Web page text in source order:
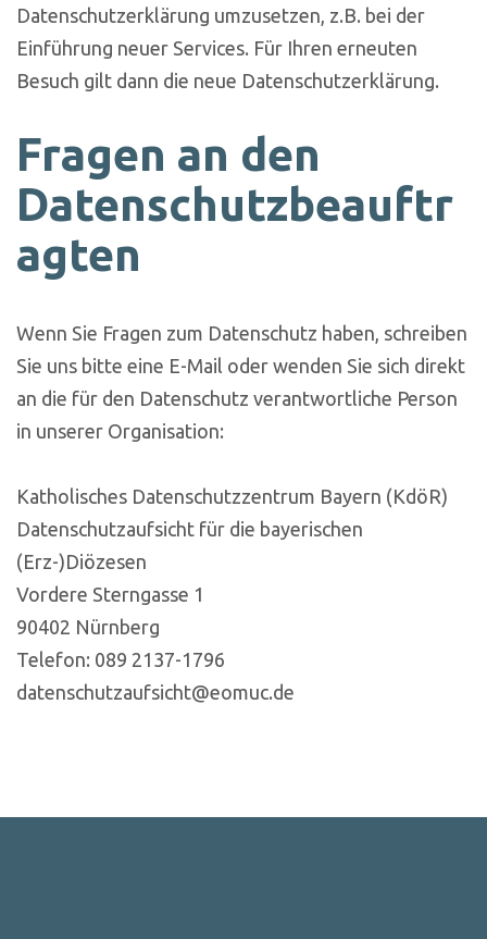
Datenschutzerklärung umzusetzen, z.B. bei der
Einführung neuer Services. Für Ihren erneuten
Besuch gilt dann die neue Datenschutzerklärung.
Fragen an den
Datenschutzbeauftr
agten
Wenn Sie Fragen zum Datenschutz haben, schreiben
Sie uns bitte eine E-Mail oder wenden Sie sich direkt
an die für den Datenschutz verantwortliche Person
in unserer Organisation:
Katholisches Datenschutzzentrum Bayern (KdöR)
Datenschutzaufsicht für die bayerischen
(Erz-)Diözesen
Vordere Sterngasse 1
90402 Nürnberg
Telefon: 089 2137-1796
datenschutzaufsicht@eomuc.de